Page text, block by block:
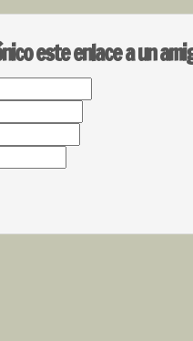
este enlace a un